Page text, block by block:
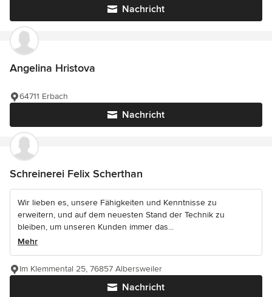
Nachricht
Angelina Hristova
Nachricht
64711 Erbach
Schreinerei Felix Scherthan
Wir lieben es, unsere Fähigkeiten und Kenntnisse zu
erweitern, und auf dem neuesten Stand der Technik zu
bleiben, um unseren Kunden immer das...
Mehr
Nachricht
Im Klemmental 25, 76857 Albersweiler